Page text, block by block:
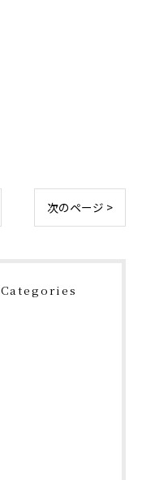
次のページ >
Categories